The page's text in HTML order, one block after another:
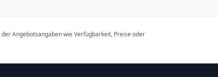
Angebotsangaben wie Verfügbarkeit, Preise oder